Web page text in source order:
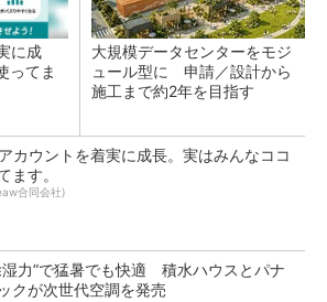
に成
ってま
大規模データセンターをモジ
ュール型に 申請／設計から
施工まで約2年を目指す
カウントを着実に成長。実はみんなココ
ます。
合同会社)
湿力”で猛暑でも快適 積水ハウスとパナ
クが次世代空調を発売